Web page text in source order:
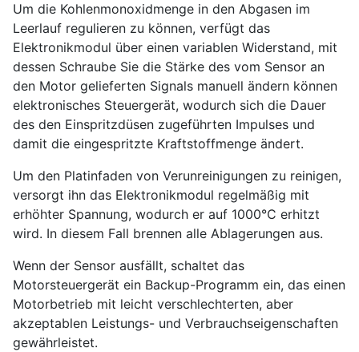
Um die Kohlenmonoxidmenge in den Abgasen im
Leerlauf regulieren zu können, verfügt das
Elektronikmodul über einen variablen Widerstand, mit
dessen Schraube Sie die Stärke des vom Sensor an
den Motor gelieferten Signals manuell ändern können
elektronisches Steuergerät, wodurch sich die Dauer
des den Einspritzdüsen zugeführten Impulses und
damit die eingespritzte Kraftstoffmenge ändert.
Um den Platinfaden von Verunreinigungen zu reinigen,
versorgt ihn das Elektronikmodul regelmäßig mit
erhöhter Spannung, wodurch er auf 1000°C erhitzt
wird. In diesem Fall brennen alle Ablagerungen aus.
Wenn der Sensor ausfällt, schaltet das
Motorsteuergerät ein Backup-Programm ein, das einen
Motorbetrieb mit leicht verschlechterten, aber
akzeptablen Leistungs- und Verbrauchseigenschaften
gewährleistet.